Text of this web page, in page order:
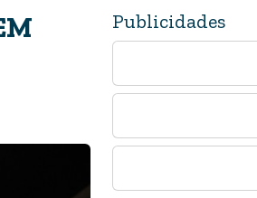
Publicidades